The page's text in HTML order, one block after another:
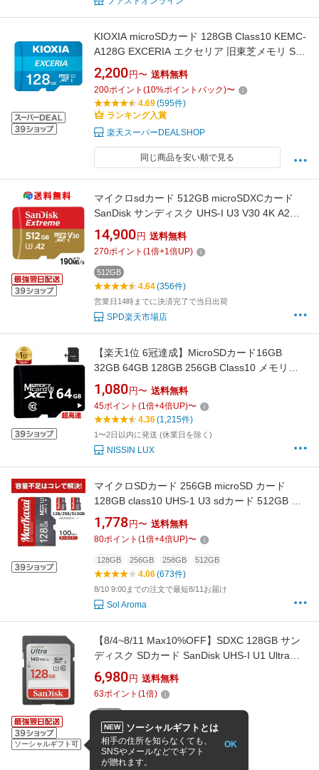
KIOXIA microSDカード 128GB Class10 KEMC-
A128G EXCERIA エクセリア 旧東芝メモリ SD
変換アダプタ付属
2,200 円〜 送料無料
200ポイント (10%ポイントバック)〜
4.69(595件)
ランキング入賞
楽天スーパーDEALSHOP
同じ商品を安い順で見る
マイクロsdカード 512GB microSDXCカード
SanDisk サンディスク UHS-I U3 V30 4K A2対
応 Class10 R:190MB/s W:130MB/s Nintendo
Switch動作確認済 海外パッケージ 送料無料
SDSQXAV-512G-GN6MN
14,900 円 送料無料
270ポイント (1倍+1倍UP)
512GB
4.64(356件)
営業日14時までに決済完了で当日出荷
SPD楽天市場店
【楽天1位 6冠達成】MicroSDカード16GB
32GB 64GB 128GB 256GB Class10 メモリカ
ード Microsd クラス10 SDHC マイクロSDカー
ド スマートフォン デジカメ 超高速UHS-I U3
SDカード変換アダプター付き
1,080 円〜 送料無料
45ポイント (1倍+4倍UP)〜
4.36(1,215件)
1〜2日以内に発送 (休業日を除く)
NISSIN LUX
マイクロSDカード 256GB microSD カード
128GB class10 UHS-1 U3 sdカード 512GB 最
大読込100MB/s Nintendo Switch 動作確認済 ク
ラス10 スマホsd カード大容量 転送 android セ
ール
1,778 円〜 送料無料
80ポイント (1倍+4倍UP)〜
128GB 256GB 258GB 512GB
4.06(673件)
8/10 9:00までの注文で最短8/11お届け
Sol Aroma
ソーシャルギフト可
【8/4~8/11 Max10%OFF】SDXC 128GB サン
ディスク SDカード SanDisk UHS-I U1 Ultra
Class10 クラス10 R:140MB/s 高速 一眼レフ デ
ジカメ デジタルカメラ ミラーレス カメラ フォ
トフレーム プリンタ 3ds 写真 動画 保存 4K 海
外リテール SDSDUNB-128G-GN6IN
6,980 円 送料無料
63ポイント (1倍)
4.71 (109件)
15時迄のご注文で当日出荷(対象地域のみ)
スマホメモリ専門スターフォーカス
NEW ソーシャルギフトとは
相手の住所を知らなくても、
SNSやメールなどでギフト
が贈れます。
OK